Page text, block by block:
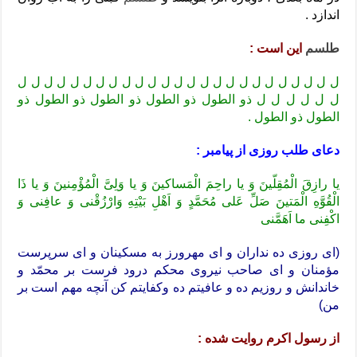
اندازد .
طلسم این است :
ل ل ل ل ل ل ل ل ل ل ل ل ل ل ل ل ل ل ل ل ل ل ل ل ل
ل ل ل ل ل ل ذو الطول ذو الطول ذو الطول ذو الطول ذو
الطول ذو الطول .
دعای طلب روزی از پیامبر :
یا رازِقَ الْمُقِلّینَ وَ یا راحِمَ الْمَساکینَ وَ یا وَلِیَّ الْمُؤْمِنینَ وَ یا ذَا
الْقُوَّهِ الْمَتینَ صَلِّ عَلی مُحَمَّدٍ وَ اَهْلِ بَیْتِهِ وَارْزُقْنی وَ عافِنی وَ
اکْفِنی ما اَهَمَّنی
(ای روزی ده نداران و ای مهرورز به مسکینان و ای سرپرست
مؤمنان و ای صاحب نیروی محکم درود فرست بر محمّد و
خاندانش و روزیم ده و عافیتم ده وکفایتم کن آنچه مهم است بر
من)
از رسول اکرم روایت شده :